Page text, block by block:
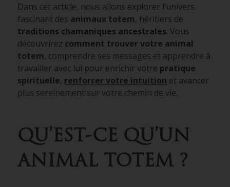
Dans cet article, nous allons explorer l’univers
fascinant des animaux totem, héritiers de
traditions chamaniques ancestrales. Vous
découvrirez comment trouver votre animal
totem, comprendre ses messages et apprendre à
travailler avec lui pour enrichir votre pratique
spirituelle, renforcer votre intuition et avancer
plus sereinement sur votre chemin de vie.
QU’EST-CE QU’UN
ANIMAL TOTEM ?